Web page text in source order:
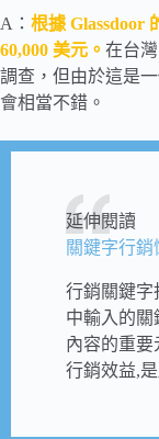
A： 根據 Glassdoor
60,000 美元。 在台
調查，但由於這是
會相當不錯。
延伸閱讀
關鍵字行銷
行銷關鍵字
中輸入的
內容的重要
行銷效益,